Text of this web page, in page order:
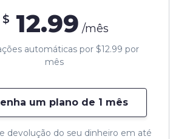
$ 12.99 /mês
automáticas por $12.99 por
mês
um plano de 1 mês
devolução do seu dinheiro em até